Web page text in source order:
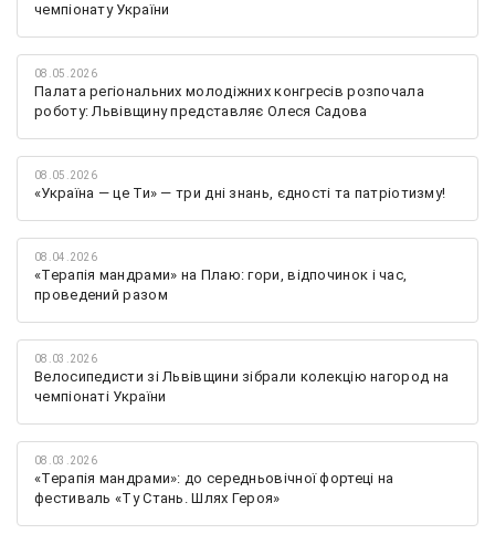
чемпіонату України
08.05.2026
Палата регіональних молодіжних конгресів розпочала
роботу: Львівщину представляє Олеся Садова
08.05.2026
«Україна — це Ти» — три дні знань, єдності та патріотизму!
08.04.2026
«Терапія мандрами» на Плаю: гори, відпочинок і час,
проведений разом
08.03.2026
Велосипедисти зі Львівщини зібрали колекцію нагород на
чемпіонаті України
08.03.2026
«Терапія мандрами»: до середньовічної фортеці на
фестиваль «Ту Стань. Шлях Героя»